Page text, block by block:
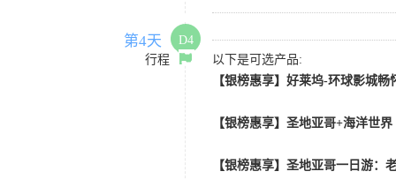
第4天
D4
行程
以下是可选产品:
【银榜惠享】好莱坞-环球影城
【银榜惠享】圣地亚哥+海洋世
【银榜惠享】圣地亚哥一日游：